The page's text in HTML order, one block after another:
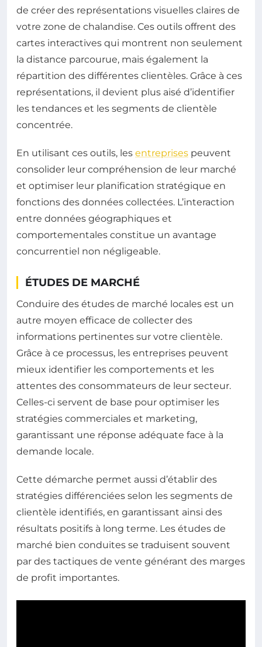
de créer des représentations visuelles claires de
votre zone de chalandise. Ces outils offrent des
cartes interactives qui montrent non seulement
la distance parcourue, mais également la
répartition des différentes clientèles. Grâce à ces
représentations, il devient plus aisé d’identifier
les tendances et les segments de clientèle
concentrée.
En utilisant ces outils, les entreprises peuvent
consolider leur compréhension de leur marché
et optimiser leur planification stratégique en
fonctions des données collectées. L’interaction
entre données géographiques et
comportementales constitue un avantage
concurrentiel non négligeable.
ÉTUDES DE MARCHÉ
Conduire des études de marché locales est un
autre moyen efficace de collecter des
informations pertinentes sur votre clientèle.
Grâce à ce processus, les entreprises peuvent
mieux identifier les comportements et les
attentes des consommateurs de leur secteur.
Celles-ci servent de base pour optimiser les
stratégies commerciales et marketing,
garantissant une réponse adéquate face à la
demande locale.
Cette démarche permet aussi d’établir des
stratégies différenciées selon les segments de
clientèle identifiés, en garantissant ainsi des
résultats positifs à long terme. Les études de
marché bien conduites se traduisent souvent
par des tactiques de vente générant des marges
de profit importantes.